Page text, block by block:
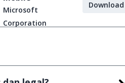
Microsoft
Corporation
Download